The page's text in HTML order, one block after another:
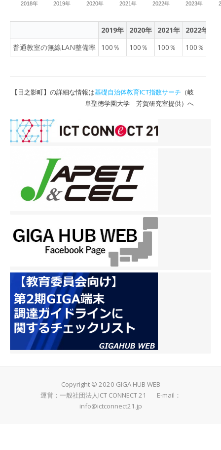
2018年 2019年 2020年 2021年 2022年 2023年
2019年 2020年 2021年 2022年
普通教室の無線LAN整備率
100％ 100％ 100％ 100％
【日之影町】の詳細な情報は基礎自治体教育ICT指数サーチ （岐
阜聖徳学園大学 芳賀研究室提供）へ
Copyright © 2020 GIGA HUB WEB
運営：一般社団法人ICT CONNECT 21 E-mail：
info@ictconnect21.jp